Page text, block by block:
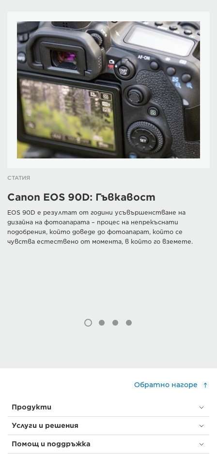
СТАТИЯ
Canon EOS 90D: Гъвкавост
EOS 90D е резултат от години усъвършенстване на
дизайна на фотоапарата – процес на непрекъснати
подобрения, който доведе до фотоапарат, който се
чувства естествено от момента, в който го вземете.
Обратно нагоре
Продукти
Услуги и решения
Помощ и поддръжка